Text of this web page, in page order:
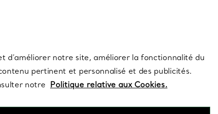
d’améliorer notre site, améliorer la fonctionnalité du
pertinent et personnalisé et des publicités.
notre Politique relative aux Cookies.